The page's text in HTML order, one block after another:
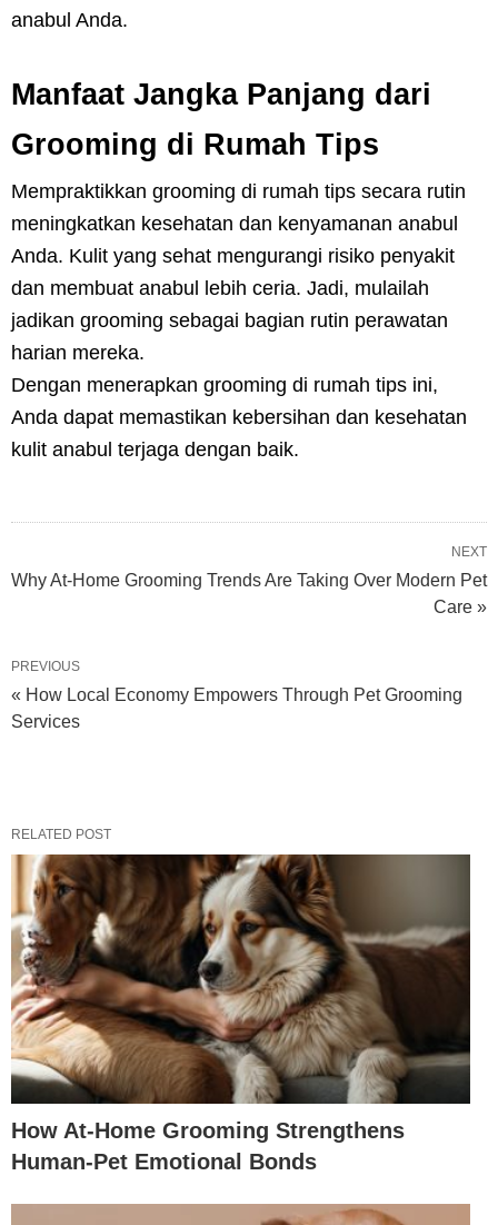
anabul Anda.
Manfaat Jangka Panjang dari
Grooming di Rumah Tips
Mempraktikkan grooming di rumah tips secara rutin
meningkatkan kesehatan dan kenyamanan anabul
Anda. Kulit yang sehat mengurangi risiko penyakit
dan membuat anabul lebih ceria. Jadi, mulailah
jadikan grooming sebagai bagian rutin perawatan
harian mereka.
Dengan menerapkan grooming di rumah tips ini,
Anda dapat memastikan kebersihan dan kesehatan
kulit anabul terjaga dengan baik.
NEXT
Why At-Home Grooming Trends Are Taking Over Modern Pet
Care »
PREVIOUS
« How Local Economy Empowers Through Pet Grooming
Services
RELATED POST
How At-Home Grooming Strengthens
Human-Pet Emotional Bonds